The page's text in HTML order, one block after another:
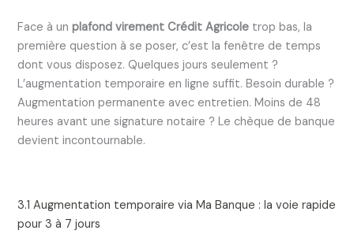
Face à unplafond virement Crédit Agricole trop bas, la
première question à se poser, c’est la fenêtre de temps
dont vous disposez. Quelques jours seulement ?
L’augmentation temporaire en ligne suffit. Besoin durable ?
Augmentation permanente avec entretien. Moins de 48
heures avant une signature notaire ? Le chèque de banque
devient incontournable.
3.1 Augmentation temporaire via Ma Banque : la voie rapide
pour 3 à 7 jours